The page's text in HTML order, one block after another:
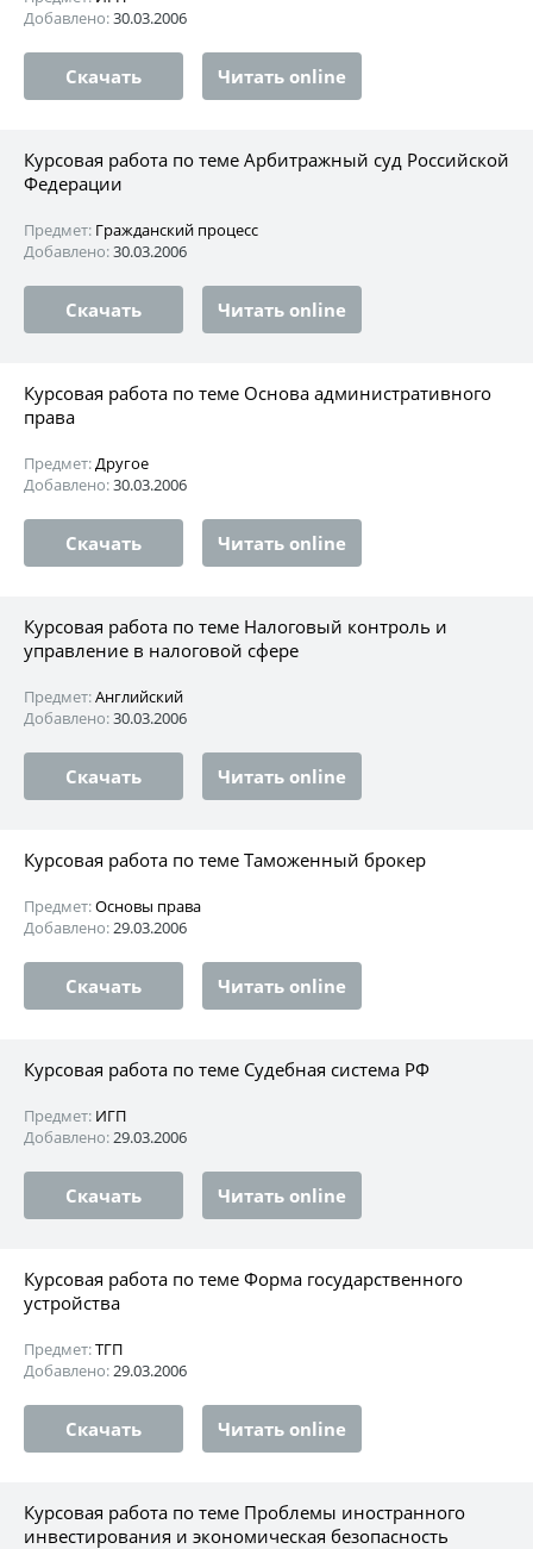
Добавлено:30.03.2006
Скачать Читать online
Курсовая работа по теме Арбитражный суд Российской
Федерации
Предмет: Гражданский процесс
Добавлено:30.03.2006
Скачать Читать online
Курсовая работа по теме Основа административного
права
Предмет:Другое
Добавлено:30.03.2006
Скачать Читать online
Курсовая работа по теме Налоговый контроль и
управление в налоговой сфере
Предмет:Английский
Добавлено:30.03.2006
Скачать Читать online
Курсовая работа по теме Таможенный брокер
Предмет:Основы права
Добавлено:29.03.2006
Скачать Читать online
Курсовая работа по теме Судебная система РФ
Предмет: ИГП
Добавлено:29.03.2006
Скачать Читать online
Курсовая работа по теме Форма государственного
устройства
Предмет:ТГП
Добавлено:29.03.2006
Скачать Читать online
Курсовая работа по теме Проблемы иностранного
инвестирования и экономическая безопасность